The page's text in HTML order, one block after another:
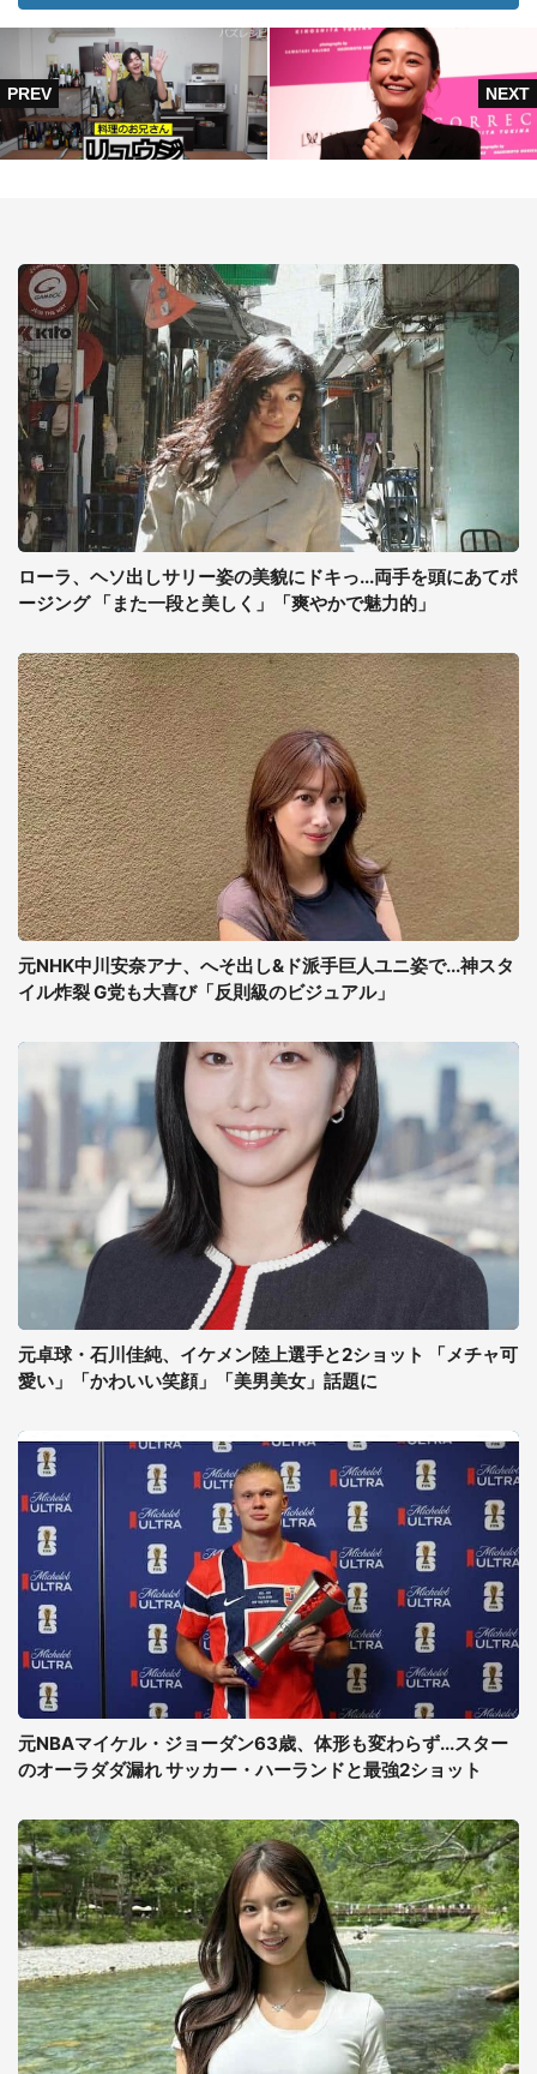
ローラ、ヘソ出しサリー姿の美貌にドキっ...両手を頭にあてポ
ージング 「また一段と美しく」「爽やかで魅力的」
元NHK中川安奈アナ、へそ出し&ド派手巨人ユニ姿で...神スタ
イル炸裂 G党も大喜び「反則級のビジュアル」
元卓球・石川佳純、イケメン陸上選手と2ショット 「メチャ可
愛い」「かわいい笑顔」「美男美女」話題に
元NBAマイケル・ジョーダン63歳、体形も変わらず...スター
のオーラダダ漏れ サッカー・ハーランドと最強2ショット